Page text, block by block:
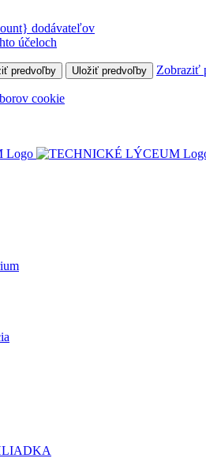
dodávateľov
účeloch
predvoľby Uložiť predvoľby Zobraziť
cookie